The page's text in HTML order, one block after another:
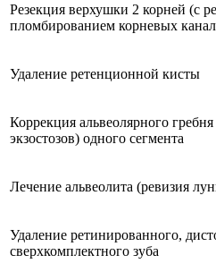
Резекция верхушки 2 корней (с
пломбированием корневых
Удаление ретенционной кисты
Коррекция альвеолярного
экзостозов) одного сегмента
Лечение альвеолита (ревизия
Удаление ретинированного,
сверхкомплектного зуба